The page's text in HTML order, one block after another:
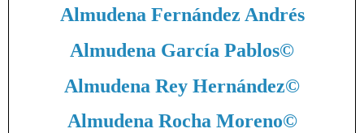
Almudena Fernández Andrés
Almudena García Pablos©
Almudena Rey Hernández©
Almudena Rocha Moreno©